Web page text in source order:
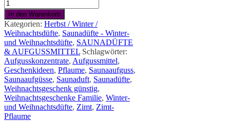
In den Warenkorb
Kategorien: Herbst / Winter /
Weihnachtsdüfte, Saunadüfte - Winter-
und Weihnachtsdüfte, SAUNADÜFTE
& AUFGUSSMITTEL Schlagwörter:
Aufgusskonzentrate, Aufgussmittel,
Geschenkideen, Pflaume, Saunaaufguss,
Saunaaufgüsse, Saunaduft, Saunadüfte,
Weihnachtsgeschenk günstig,
Weihnachtsgeschenke Familie, Winter-
und Weihnachtsdüfte, Zimt, Zimt-
Pflaume